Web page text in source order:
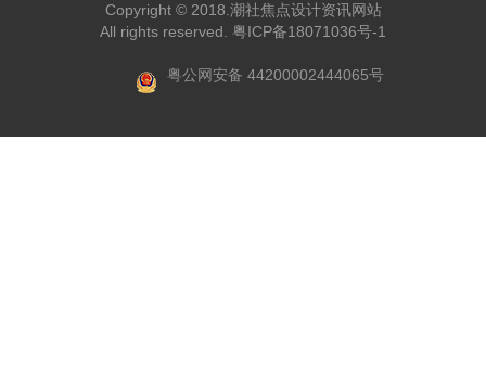
Copyright © 2018.潮社焦点设计资讯网站
All rights reserved. 粤ICP备18071036号-1
粤公网安备 44200002444065号